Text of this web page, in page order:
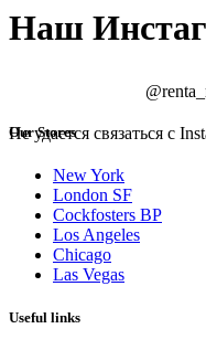
Наш
Не удается связаться с
Our Stores
New York
London SF
Cockfosters BP
Los Angeles
Chicago
Las Vegas
Useful links